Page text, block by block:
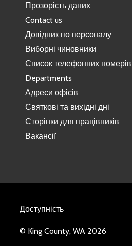
Прозорість даних
Contact us
Довідник по персоналу
Виборні чиновники
Список телефонних номерів
Departments
Адреси офісів
Святкові та вихідні дні
Сторінки для працівників
Вакансії
Доступність
© King County, WA 2026